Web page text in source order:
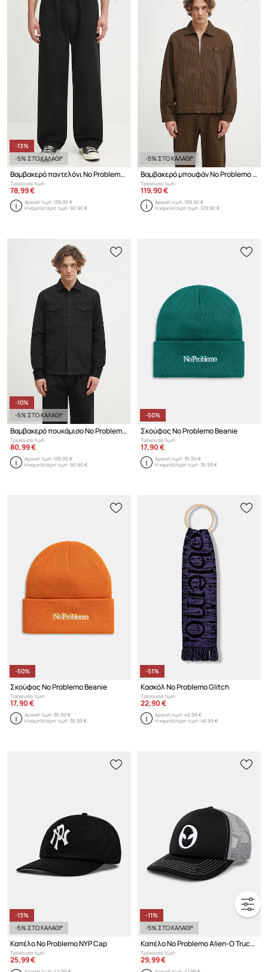
-13%
-5% ΣΤΟ ΚΑΛΑΘΙ*
Βαμβακερό παντελόνι No Problemo Ripstop Work Pant
Τρέχουσα τιμή:
78,99 €
Αρχική τιμή:139,90 €
Η χαμηλότερη τιμή:90,90 €
-5% ΣΤΟ ΚΑΛΑΘΙ*
Βαμβακερό μπουφάν No Problemo Nayoko
Τρέχουσα τιμή:
119,90 €
Αρχική τιμή:199,90 €
Η χαμηλότερη τιμή:129,90 €
-10%
-5% ΣΤΟ ΚΑΛΑΘΙ*
Βαμβακερό πουκάμισο No Problemo Mini Problemo Work Shirt
Τρέχουσα τιμή:
80,99 €
Αρχική τιμή:139,90 €
Η χαμηλότερη τιμή:90,90 €
-50%
Σκούφος No Problemo Beanie
Τρέχουσα τιμή:
17,90 €
Αρχική τιμή:35,99 €
Η χαμηλότερη τιμή:35,99 €
-50%
Σκούφος No Problemo Beanie
Τρέχουσα τιμή:
17,90 €
Αρχική τιμή:35,99 €
Η χαμηλότερη τιμή:35,99 €
-51%
Κασκόλ No Problemo Glitch
Τρέχουσα τιμή:
22,90 €
Αρχική τιμή:46,99 €
Η χαμηλότερη τιμή:46,99 €
-13%
-5% ΣΤΟ ΚΑΛΑΘΙ*
Καπέλο No Problemo NYP Cap
Τρέχουσα τιμή:
25,99 €
-11%
-5% ΣΤΟ ΚΑΛΑΘΙ*
Καπέλο No Problemo Alien-O Trucker Cap
Τρέχουσα τιμή:
29,99 €